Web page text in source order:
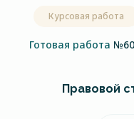
Курсовая работа
Готовая работа
Правовой